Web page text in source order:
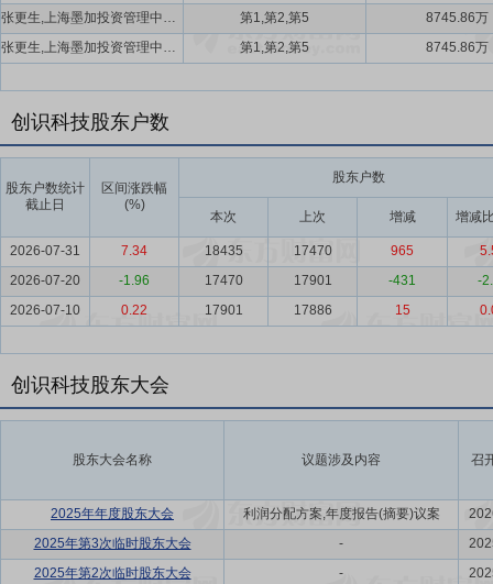
张更生,上海墨加投资管理中心(有限合伙),林岚
第1,第2,第5
8745.86万
张更生,上海墨加投资管理中心(有限合伙),林岚
第1,第2,第5 8745.86万
创识科技股东户数
股东户数统计
截止日
区间涨跌幅
(%)
股东户数
本次 上次 增减 增减
2026-07-31 7.34 18435 17470 965
2026-07-20
-1.96 17470 17901 -431
-
2026-07-10
0.22 17901 17886 15
创识科技股东大会
股东大会名称 议题涉及内容 召
2025年年度股东大会 利润分配方案,年度报告(摘要)议案
2025年第3次临时股东大会
-
2025年第2次临时股东大会
-